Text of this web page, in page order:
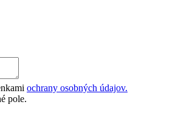
ochrany osobných údajov.
pole.